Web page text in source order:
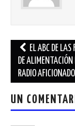
Navegación
de
entradas
EL ABC DE LAS
DE ALIMENTACIÓN
RADIO
UN